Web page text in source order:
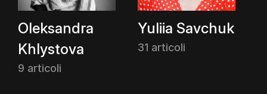
Oleksandra
Khlystova
9 articoli
Yuliia Savchuk
31 articoli